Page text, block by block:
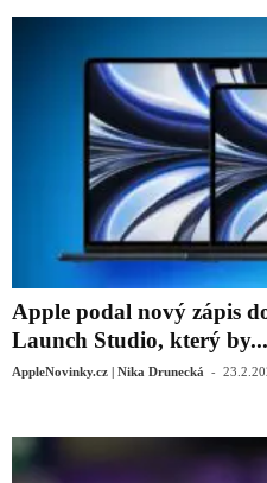
Apple podal nový zápis
Launch Studio, který by...
AppleNovinky.cz | Nika Drunecká -